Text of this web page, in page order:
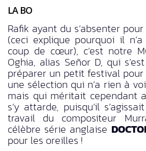
LA BO
Rafik ayant du s’absenter
(ceci explique pourquoi il
coup de cœur), c’est notre
Oghia, alias Señor D, qui
préparer un petit festival
une sélection qui n’a rien à
mais qui méritait cependant
s’y attarde, puisqu’il
travail du compositeur
célèbre série anglaise
pour les oreilles !